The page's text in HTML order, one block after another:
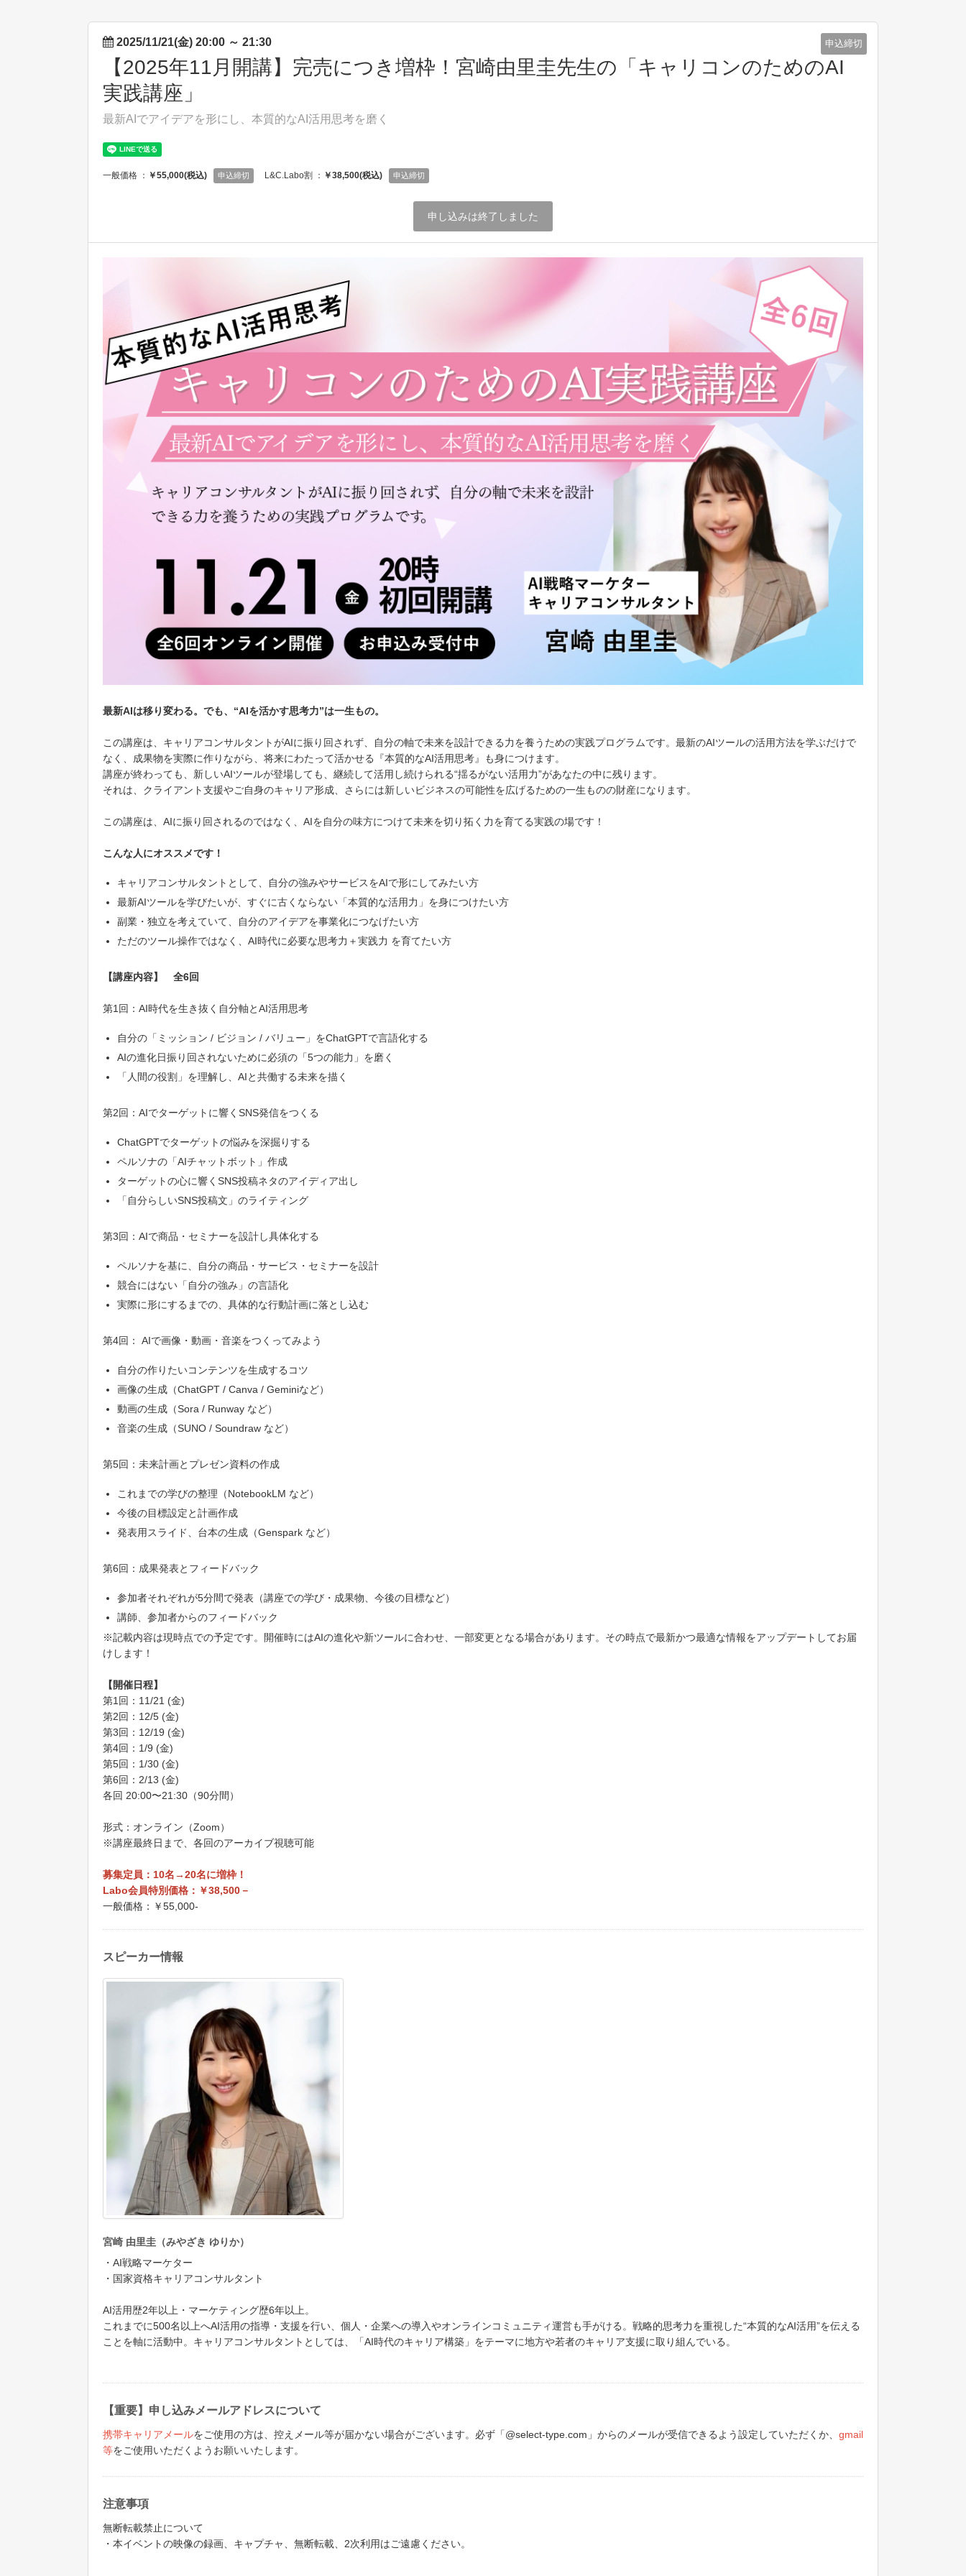
2025/11/21(金) 20:00 ～ 21:30 申込締切
【2025年11月開講】完売につき増枠！宮崎由里圭先生の「キャリコンのためのAI
実践講座」
最新AIでアイデアを形にし、本質的なAI活用思考を磨く
一般価格 ： ￥55,000(税込) 申込締切 L&C.Labo割 ： ￥38,500(税込) 申込締切
申し込みは終了しました
最新AIは移り変わる。でも、“AIを活かす思考力”は一生もの。
この講座は、キャリアコンサルタントがAIに振り回されず、自分の軸で未来を設計できる力を養うための実践プログラムです。最新のAIツールの活用方法を学ぶだけで
なく、成果物を実際に作りながら、将来にわたって活かせる『本質的なAI活用思考』も身につけます。
講座が終わっても、新しいAIツールが登場しても、継続して活用し続けられる“揺るがない活用力”があなたの中に残ります。
それは、クライアント支援やご自身のキャリア形成、さらには新しいビジネスの可能性を広げるための一生ものの財産になります。
この講座は、AIに振り回されるのではなく、AIを自分の味方につけて未来を切り拓く力を育てる実践の場です！
こんな人にオススメです！
キャリアコンサルタントとして、自分の強みやサービスをAIで形にしてみたい方
最新AIツールを学びたいが、すぐに古くならない「本質的な活用力」を身につけたい方
副業・独立を考えていて、自分のアイデアを事業化につなげたい方
ただのツール操作ではなく、AI時代に必要な思考力＋実践力 を育てたい方
【講座内容】 全6回
第1回：AI時代を生き抜く自分軸とAI活用思考
自分の「ミッション / ビジョン / バリュー」をChatGPTで言語化する
AIの進化日振り回されないために必須の「5つの能力」を磨く
「人間の役割」を理解し、AIと共働する未来を描く
第2回：AIでターゲットに響くSNS発信をつくる
ChatGPTでターゲットの悩みを深掘りする
ペルソナの「AIチャットボット」作成
ターゲットの心に響くSNS投稿ネタのアイディア出し
「自分らしいSNS投稿文」のライティング
第3回：AIで商品・セミナーを設計し具体化する
ペルソナを基に、自分の商品・サービス・セミナーを設計
競合にはない「自分の強み」の言語化
実際に形にするまでの、具体的な行動計画に落とし込む
第4回： AIで画像・動画・音楽をつくってみよう
自分の作りたいコンテンツを生成するコツ
画像の生成（ChatGPT / Canva / Geminiなど）
動画の生成（Sora / Runway など）
音楽の生成（SUNO / Soundraw など）
第5回：未来計画とプレゼン資料の作成
これまでの学びの整理（NotebookLM など）
今後の目標設定と計画作成
発表用スライド、台本の生成（Genspark など）
第6回：成果発表とフィードバック
参加者それぞれが5分間で発表（講座での学び・成果物、今後の目標など）
講師、参加者からのフィードバック
※記載内容は現時点での予定です。開催時にはAIの進化や新ツールに合わせ、一部変更となる場合があります。その時点で最新かつ最適な情報をアップデートしてお届
けします！
【開催日程】
第1回：11/21 (金)
第2回：12/5 (金)
第3回：12/19 (金)
第4回：1/9 (金)
第5回：1/30 (金)
第6回：2/13 (金)
各回 20:00〜21:30（90分間）
形式：オンライン（Zoom）
※講座最終日まで、各回のアーカイブ視聴可能
募集定員：10名→20名に増枠！
Labo会員特別価格：￥38,500－
一般価格：￥55,000-
スピーカー情報
宮崎 由里圭（みやざき ゆりか）
・AI戦略マーケター
・国家資格キャリアコンサルタント
AI活用歴2年以上・マーケティング歴6年以上。
これまでに500名以上へAI活用の指導・支援を行い、個人・企業への導入やオンラインコミュニティ運営も手がける。戦略的思考力を重視した“本質的なAI活用”を伝える
ことを軸に活動中。キャリアコンサルタントとしては、「AI時代のキャリア構築」をテーマに地方や若者のキャリア支援に取り組んでいる。
【重要】申し込みメールアドレスについて
携帯キャリアメールをご使用の方は、控えメール等が届かない場合がございます。必ず「@select-type.com」からのメールが受信できるよう設定していただくか、 gmail
等をご使用いただくようお願いいたします。
注意事項
無断転載禁止について
・本イベントの映像の録画、キャプチャ、無断転載、2次利用はご遠慮ください。